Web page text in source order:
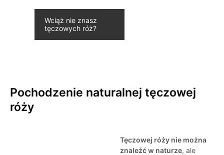
Wciąż nie znasz
tęczowych róż?
Pochodzenie naturalnej tęczowej
róży
Tęczowej róży nie można
znaleźć w naturze, ale